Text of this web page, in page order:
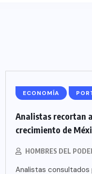
ECONOMÍA
Analistas recortan
crecimiento de
HOMBRES DEL
Analistas consultados